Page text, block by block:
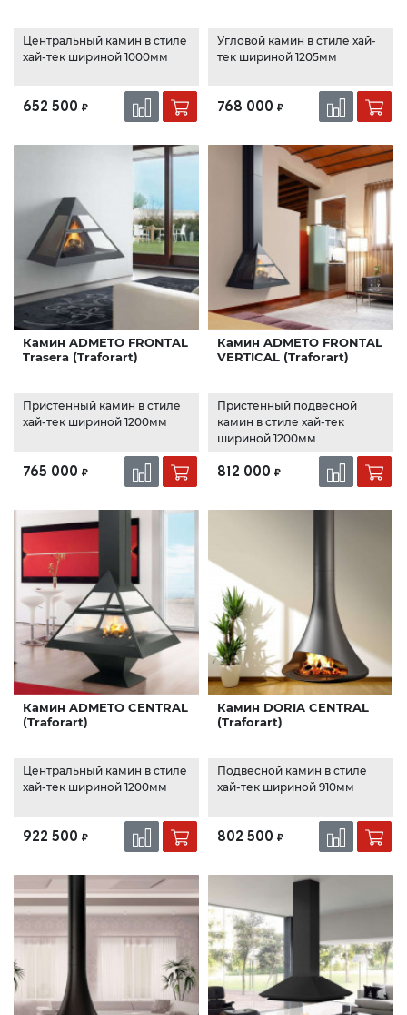
Центральный камин в стиле
хай-тек шириной 1000мм
652 500 ₽
Угловой камин в стиле хай-
тек шириной 1205мм
768 000 ₽
Камин ADMETO FRONTAL
Trasera (Traforart)
Пристенный камин в стиле
хай-тек шириной 1200мм
765 000 ₽
Камин ADMETO FRONTAL
VERTICAL (Traforart)
Пристенный подвесной
камин в стиле хай-тек
шириной 1200мм
812 000 ₽
Камин ADMETO CENTRAL
(Traforart)
Центральный камин в стиле
хай-тек шириной 1200мм
922 500 ₽
Камин DORIA CENTRAL
(Traforart)
Подвесной камин в стиле
хай-тек шириной 910мм
802 500 ₽